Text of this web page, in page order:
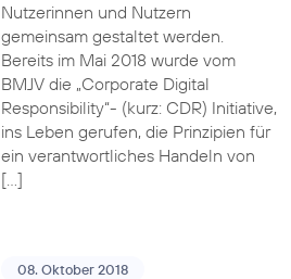
Nutzerinnen und Nutzern
gemeinsam gestaltet werden.
Bereits im Mai 2018 wurde vom
BMJV die „Corporate Digital
Responsibility“- (kurz: CDR) Initiative,
ins Leben gerufen, die Prinzipien für
ein verantwortliches Handeln von
[…]
08. Oktober 2018